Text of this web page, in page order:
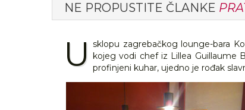
NE PROPUSTITE ČLANKE
U sklopu zagrebačkog lounge-bara
kojeg vodi chef iz Lillea Guillaume
profinjeni kuhar, ujedno je rođak